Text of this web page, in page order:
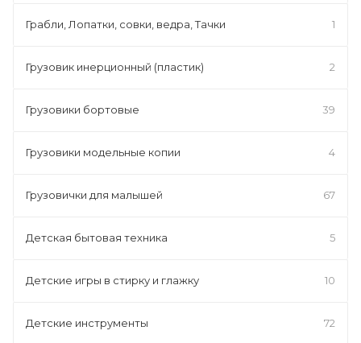
Грабли, Лопатки, совки, ведра, Тачки 1
Грузовик инерционный (пластик) 2
Грузовики бортовые 39
Грузовики модельные копии 4
Грузовички для малышей 67
Детская бытовая техника 5
Детские игры в стирку и глажку 10
Детские инструменты 72